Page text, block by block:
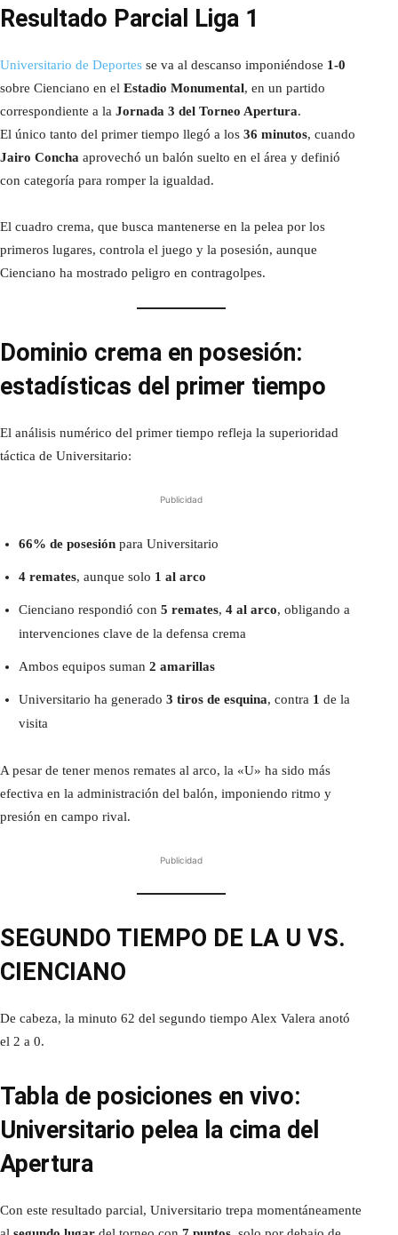
Resultado Parcial Liga 1
Universitario de Deportes se va al descanso imponiéndose 1-0
sobre Cienciano en el Estadio Monumental, en un partido
correspondiente a la Jornada 3 del Torneo Apertura.
El único tanto del primer tiempo llegó a los 36 minutos, cuando
Jairo Concha aprovechó un balón suelto en el área y definió
con categoría para romper la igualdad.
El cuadro crema, que busca mantenerse en la pelea por los
primeros lugares, controla el juego y la posesión, aunque
Cienciano ha mostrado peligro en contragolpes.
Dominio crema en posesión:
estadísticas del primer tiempo
El análisis numérico del primer tiempo refleja la superioridad
táctica de Universitario:
Publicidad
66% de posesión para Universitario
4 remates, aunque solo 1 al arco
Cienciano respondió con 5 remates, 4 al arco, obligando a
intervenciones clave de la defensa crema
Ambos equipos suman 2 amarillas
Universitario ha generado 3 tiros de esquina, contra 1 de la
visita
A pesar de tener menos remates al arco, la «U» ha sido más
efectiva en la administración del balón, imponiendo ritmo y
presión en campo rival.
Publicidad
SEGUNDO TIEMPO DE LA U VS.
CIENCIANO
De cabeza, la minuto 62 del segundo tiempo Alex Valera anotó
el 2 a 0.
Tabla de posiciones en vivo:
Universitario pelea la cima del
Apertura
Con este resultado parcial, Universitario trepa momentáneamente